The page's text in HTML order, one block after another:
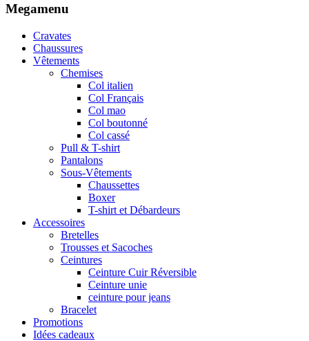
Megamenu
Cravates
Chaussures
Vêtements
Chemises
Col italien
Col Français
Col mao
Col boutonné
Col cassé
Pull & T-shirt
Pantalons
Sous-Vêtements
Chaussettes
Boxer
T-shirt et Débardeurs
Accessoires
Bretelles
Trousses et Sacoches
Ceintures
Ceinture Cuir Réversible
Ceinture unie
ceinture pour jeans
Bracelet
Promotions
Idées cadeaux